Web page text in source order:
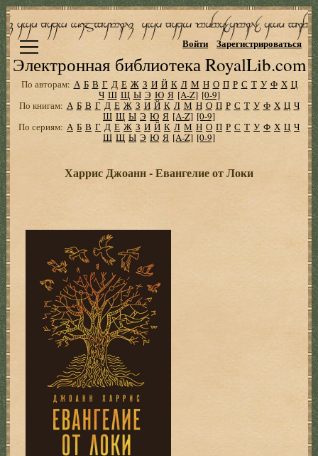
Электронная библиотека RoyalLib.com
Войти Зарегистрироваться
По авторам: А Б В Г Д Е Ж З И Й К Л М Н О П Р С Т У Ф Х Ц
Ч Ш Щ Ы Э Ю Я [A-Z] [0-9]
По книгам: А Б В Г Д Е Ж З И Й К Л М Н О П Р С Т У Ф Х Ц Ч
Ш Щ Ы Э Ю Я [A-Z] [0-9]
По сериям: А Б В Г Д Е Ж З И Й К Л М Н О П Р С Т У Ф Х Ц Ч
Ш Щ Ы Э Ю Я [A-Z] [0-9]
Харрис Джоанн - Евангелие от Локи